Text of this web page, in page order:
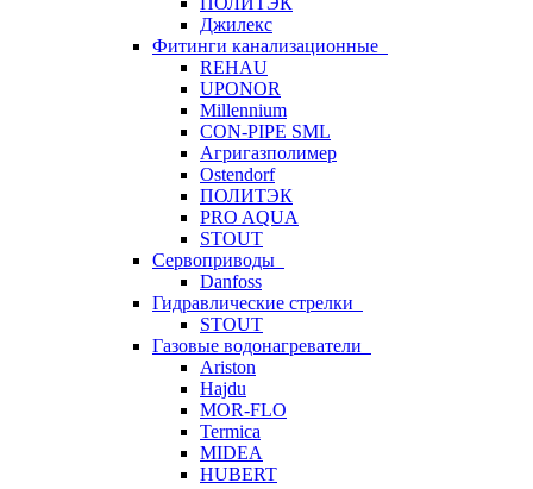
Джилекс
Фитинги канализационные
REHAU
UPONOR
Millennium
CON-PIPE SML
Агригазполимер
Ostendorf
ПОЛИТЭК
PRO AQUA
STOUT
Сервоприводы
Danfoss
Гидравлические стрелки
STOUT
Газовые водонагреватели
Ariston
Hajdu
MOR-FLO
Termica
MIDEA
HUBERT